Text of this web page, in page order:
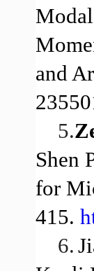
and
5.
Shen
for
415.
6.